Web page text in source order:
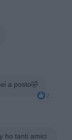
a posto🤣
2
ho tanti amici